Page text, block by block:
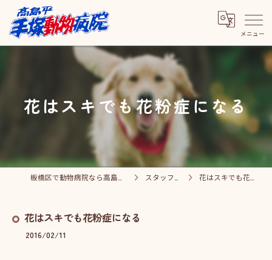
花はスキでも花粉症になる
スタッフブログ 花はスキでも花粉症になる
花はスキでも花粉症になる
2016/02/11